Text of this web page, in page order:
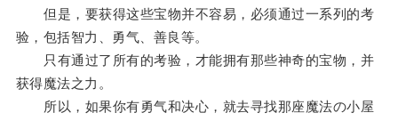
但是，要获得这些宝物并不容易，必须通过一系列的考
验，包括智力、勇气、善良等。
只有通过了所有的考验，才能拥有那些神奇的宝物，并
获得魔法之力。
所以，如果你有勇气和决心，就去寻找那座魔法の小屋